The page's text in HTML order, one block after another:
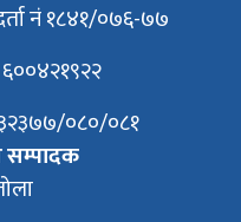
नं १८४१/०७६-७७
३२३७७/०८०/०८१
सम्पादक